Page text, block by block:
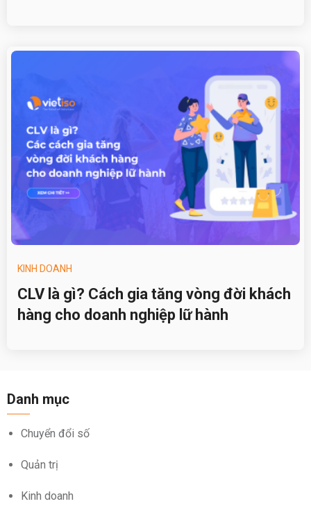
KINH DOANH
CLV là gì? Cách gia tăng vòng đời khách
hàng cho doanh nghiệp lữ hành
Danh mục
Chuyển đổi số
Quản trị
Kinh doanh